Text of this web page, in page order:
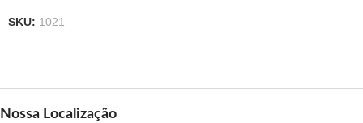
SKU: 1021
Nossa Localização